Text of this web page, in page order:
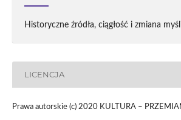
Historyczne źródła, ciągłość i zmiana
LICENCJA
Prawa autorskie (c) 2020 KULTURA –